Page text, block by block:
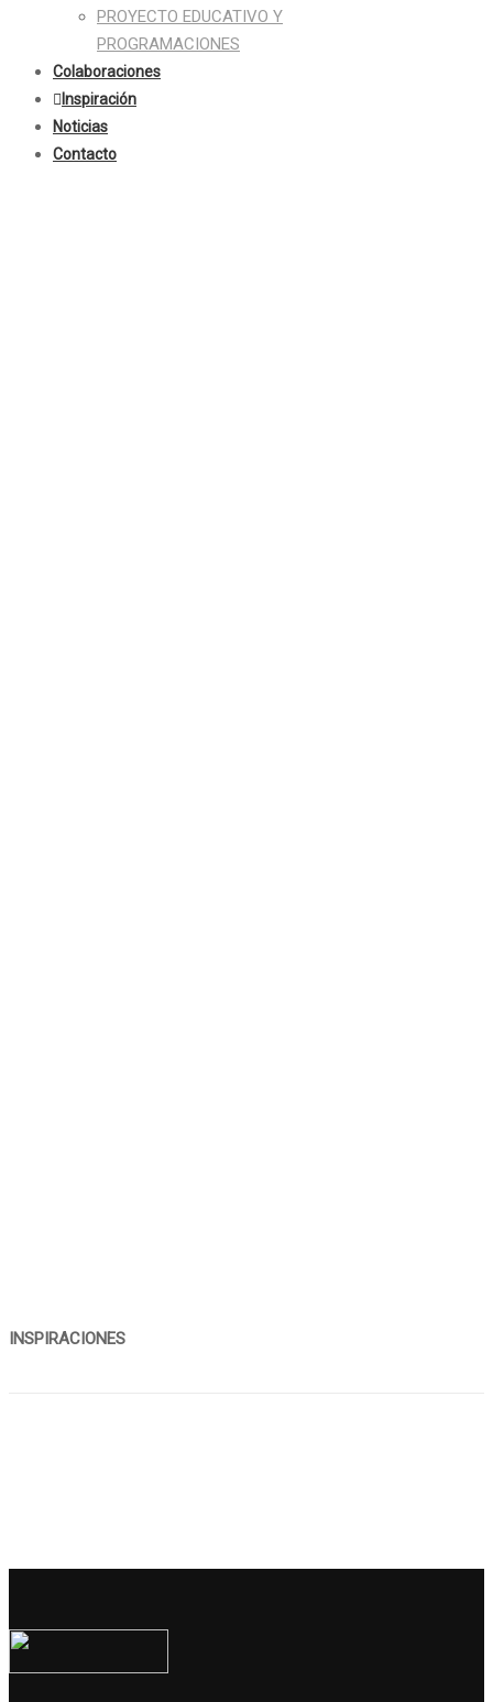
PROYECTO EDUCATIVO Y
PROGRAMACIONES
Colaboraciones
Inspiración
Noticias
Contacto
INSPIRACIONES